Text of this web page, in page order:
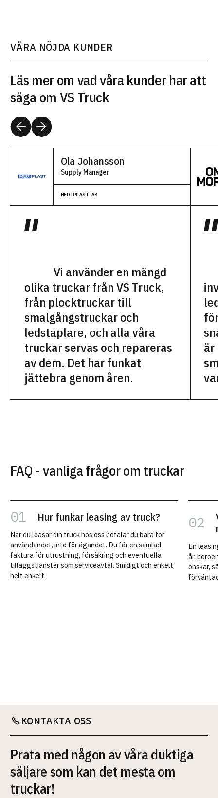
VÅRA NÖJDA KUNDER
Ola Johansson
Supply Manager
MEDIPLAST AB
Vi använder en mängd
olika truckar från VS Truck,
från plocktruckar till
smalgångstruckar och
ledstaplare, och alla våra
truckar servas och repareras
av dem. Det har funkat
jättebra genom åren.
är
Läs mer om vad våra kunder har att
säga om VS Truck
FAQ - vanliga frågor om truckar
Hur funkar leasing av truck?
När du leasar din truck hos oss betalar du bara för
användandet, inte för ägandet. Du får en samlad
faktura för utrustning, försäkring och eventuella
tilläggstjänster som serviceavtal. Smidigt och enkelt,
helt enkelt.
En
år,
önskar,
KONTAKTA OSS
Prata med någon av våra duktiga
säljare som kan det mesta om
truckar!